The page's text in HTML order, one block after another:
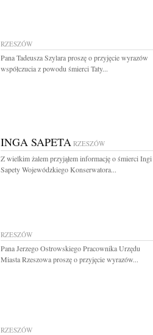
RZESZÓW
Pana Tadeusza Szylara proszę o przyjęcie wyrazów
współczucia z powodu śmierci Taty...
INGA SAPETA RZESZÓW
Z wielkim żalem przyjąłem informację o śmierci Ingi
Sapety Wojewódzkiego Konserwatora...
RZESZÓW
Pana Jerzego Ostrowskiego Pracownika Urzędu
Miasta Rzeszowa proszę o przyjęcie wyrazów...
RZESZÓW